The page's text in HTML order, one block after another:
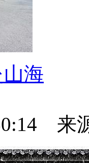
海
来